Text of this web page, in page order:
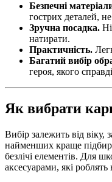
Безпечні
гострих деталей,
Зручна посадка.
натирати.
Практичність.
Багатий вибір
героя, якого
Як вибрати
Вибір залежить від віку,
найменших краще
безлічі елементів. Для
аксесуарами, які